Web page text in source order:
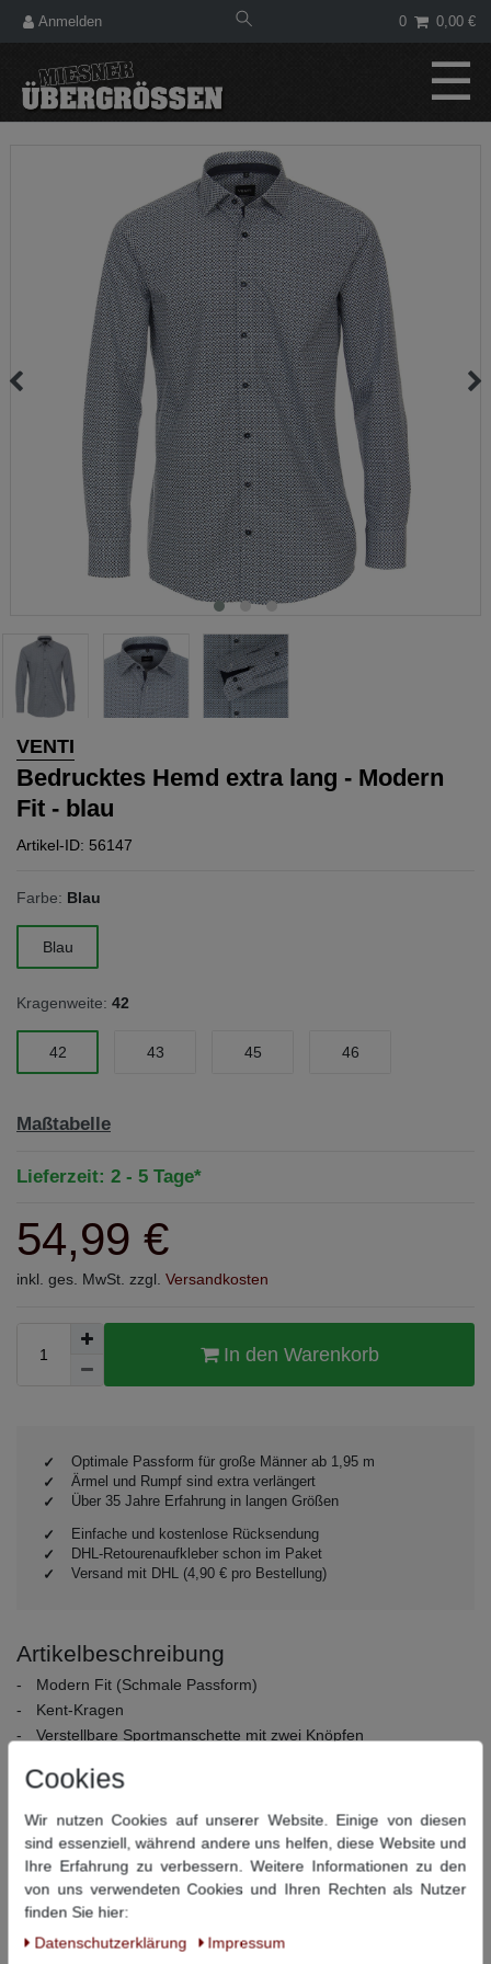
Anmelden 0 0,00 €
☰
VENTI
Bedrucktes Hemd extra lang - Modern
Fit - blau
Artikel-ID: 56147
Farbe: Blau
Blau
Kragenweite: 42
42 43 45 46
Maßtabelle
Lieferzeit: 2 - 5 Tage*
54,99 €
inkl. ges. MwSt. zzgl. Versandkosten
In den Warenkorb
Optimale Passform für große Männer ab 1,95 m
Ärmel und Rumpf sind extra verlängert
Über 35 Jahre Erfahrung in langen Größen
Einfache und kostenlose Rücksendung
DHL-Retourenaufkleber schon im Paket
Versand mit DHL (4,90 € pro Bestellung)
Artikelbeschreibung
Modern Fit (Schmale Passform)
Kent-Kragen
Verstellbare Sportmanschette mit zwei Knöpfen
Pflegehinweise:40° Schonwäsche, nicht bleichen, nicht
Trommeltrocknen, Bügeln bei mittlerer Temperatur, chemisch
reinigen
Cookies
Wir nutzen Cookies auf unserer Website. Einige von diesen
sind essenziell, während andere uns helfen, diese Website und
Ihre Erfahrung zu verbessern. Weitere Informationen zu den
von uns verwendeten Cookies und Ihren Rechten als Nutzer
finden Sie hier:
Daten­schutz­erklärung
Impressum